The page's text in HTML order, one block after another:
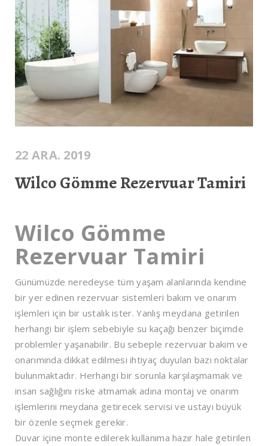
22 ARA. 2019
Wilco Gömme Rezervuar Tamiri
Wilco Gömme
Rezervuar Tamiri
Günümüzde neredeyse tüm yaşam alanlarında kendine
bir yer edinen rezervuar sistemleri bakım ve onarım
işlemleri için bir ustalık ister. Yanlış meydana getirilen
herhangi bir işlem sebebiyle su kaçağı benzer biçimde
problemler yaşanabilir. Bu sebeple rezervuar bakım ve
onarımında dikkat edilmesi ihtiyaç duyulan bazı noktalar
bulunmaktadır. Herhangi bir sorunla karşılaşmamak ve
insan sağlığını riske atmamak adına montaj ve onarım
işlemlerini meydana getirecek servisi ve ustayı büyük
bir özenle seçmek gerekir.
Duvar içine monte edilerek kullanıma hazır hale getirilen